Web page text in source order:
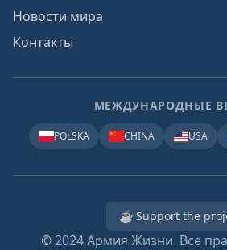
Новости мира
Контакты
МЕЖДУНАРОДНЫЕ
POLSKA CHINA USA
☕ Support the
© 2024Армия Жизни. Все